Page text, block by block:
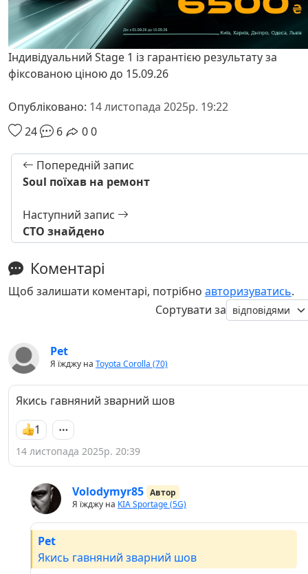
Індивідуальний Stage 1 із гарантією результату за
фіксованою ціною до 15.09.26
Опубліковано: 14 листопада 2025р. 19:22
24
6 00
Попередній запис
Soul поїхав на ремонт
Наступний запис
СТО знайдено
Коментарі
Щоб залишати коментарі, потрібно авторизуватись.
Сортувати за
Pet
Я їжджу на Toyota Corolla (70)
Якись гавняний зварний шов
1
14 листопада 2025р. 20:39
Volodymyr85 Автор
Я їжджу на KIA Sportage (5G)
Pet
Якись гавняний зварний шов